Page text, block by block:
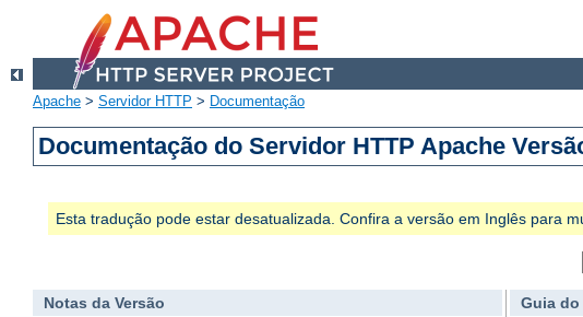
Apache > Servidor HTTP > Documentação
Documentação do Servidor HTTP Apache
Esta tradução pode estar desatualizada. Confira a versão em Inglês para
Notas da Versão
Guia do